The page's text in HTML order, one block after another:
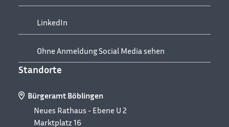
LinkedIn
Ohne Anmeldung Social Media sehen
Standorte
Bürgeramt Böblingen
Neues Rathaus - Ebene U 2
Marktplatz 16